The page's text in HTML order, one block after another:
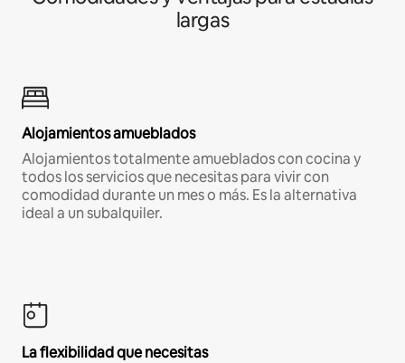
largas
Alojamientos amueblados
Alojamientos totalmente amueblados con cocina y
todos los servicios que necesitas para vivir con
comodidad durante un mes o más. Es la alternativa
ideal a un subalquiler.
La flexibilidad que necesitas